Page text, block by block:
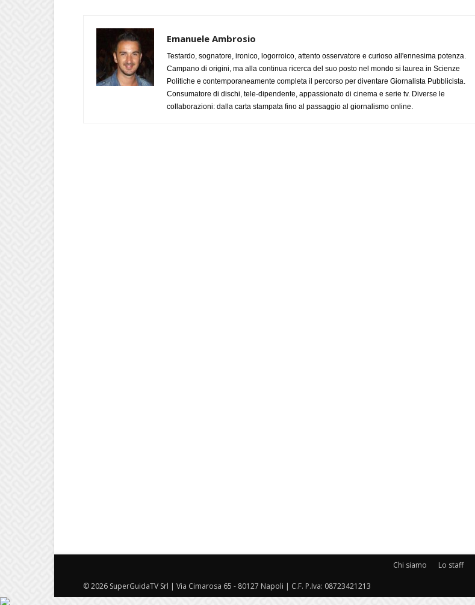
Emanuele Ambrosio
Testardo, sognatore, ironico, logorroico, attento osservatore e curioso all'ennesima potenza.
Campano di origini, ma alla continua ricerca del suo posto nel mondo si laurea in Scienze
Politiche e contemporaneamente completa il percorso per diventare Giornalista Pubblicista.
Consumatore di dischi, tele-dipendente, appassionato di cinema e serie tv. Diverse le
collaborazioni: dalla carta stampata fino al passaggio al giornalismo online.
Chi siamo Lo staff
© 2026 SuperGuidaTV Srl | Via Cimarosa 65 - 80127 Napoli | C.F. P.Iva: 08723421213